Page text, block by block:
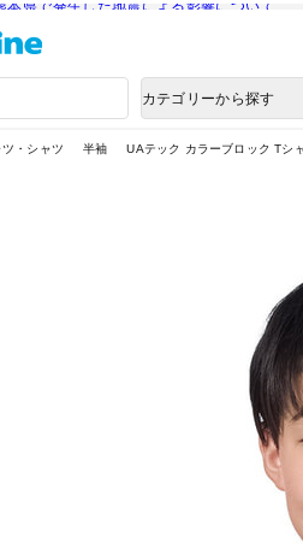
本県で発生した地震による影響について
カテゴリーから探す
・シャツ 半袖 UAテック カラーブロック Tシ